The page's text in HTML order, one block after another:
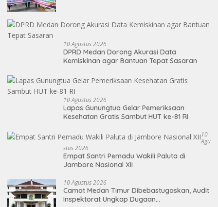
10 Agustus 2026
DPRD Medan Dorong Akurasi Data
Kemiskinan agar Bantuan Tepat Sasaran
10 Agustus 2026
Lapas Gunungtua Gelar Pemeriksaan
Kesehatan Gratis Sambut HUT ke-81 RI
10
Agu
Stus 2026
Empat Santri Pemadu Wakili Paluta di
Jambore Nasional XII
10 Agustus 2026
Camat Medan Timur Dibebastugaskan, Audit
Inspektorat Ungkap Dugaan